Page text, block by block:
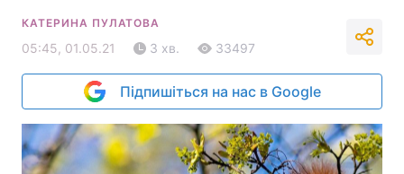
КАТЕРИНА ПУЛАТОВА
05:45, 01.05.21 3 хв. 33497
Підпишіться на нас в Google